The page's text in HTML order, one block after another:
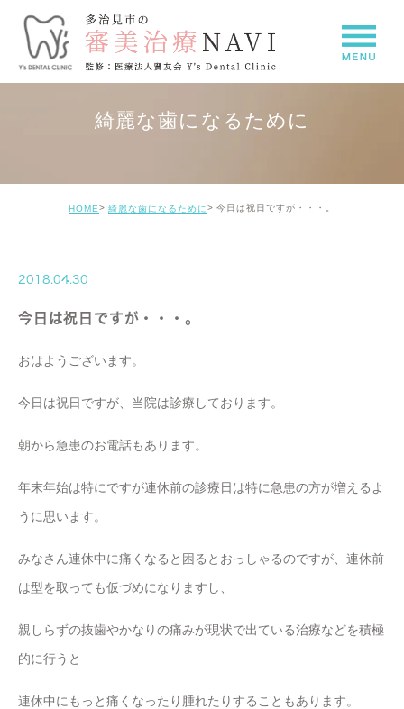
綺麗な歯になるために
HOME 綺麗な歯になるために 今日は祝日ですが・・・。
2018.04.30
今日は祝日ですが・・・。
おはようございます。
今日は祝日ですが、当院は診療しております。
朝から急患のお電話もあります。
年末年始は特にですが連休前の診療日は特に急患の方が増えるよ
うに思います。
みなさん連休中に痛くなると困るとおっしゃるのですが、連休前
は型を取っても仮づめになりますし、
親しらずの抜歯やかなりの痛みが現状で出ている治療などを積極
的に行うと
連休中にもっと痛くなったり腫れたりすることもあります。